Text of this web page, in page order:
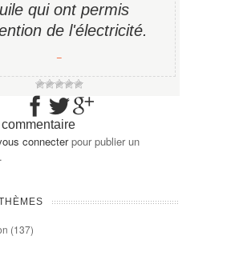
qui ont permis
de l'électricité.
−
connecterpour publier un
(137)